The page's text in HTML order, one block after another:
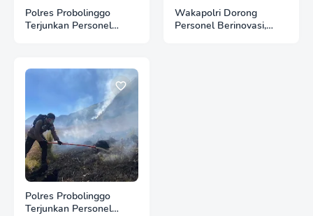
Polres Probolinggo
Terjunkan Personel
Wakapolri Dorong
Personel Berinovasi,
Polres Probolinggo
Terjunkan Personel